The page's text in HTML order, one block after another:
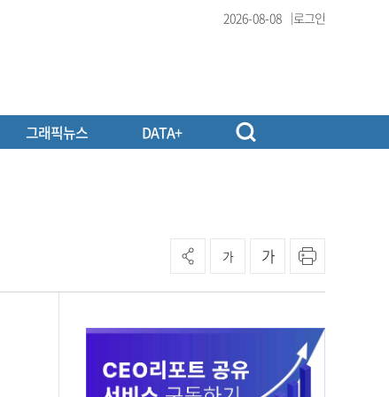
2026-08-08 로그인
그래픽뉴스 DATA+
가 가